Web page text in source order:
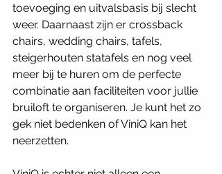
toevoeging en uitvalsbasis bij slecht
weer. Daarnaast zijn er crossback
chairs, wedding chairs, tafels,
steigerhouten statafels en nog veel
meer bij te huren om de perfecte
combinatie aan faciliteiten voor jullie
bruiloft te organiseren. Je kunt het zo
gek niet bedenken of ViniQ kan het
neerzetten.